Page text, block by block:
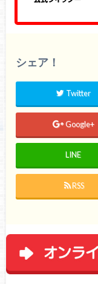
シェア！
Twitter
Google+
LINE
RSS